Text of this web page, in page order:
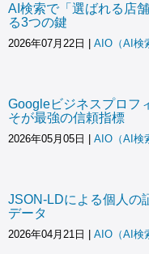
AI検索で「選ばれる店
る3つの鍵
2026年07月22日 AIO（AI検
Googleビジネスプロフ
そが最強の信頼指標
2026年05月05日 AIO（AI検
JSON-LDによる個人の
データ
2026年04月21日 AIO（AI検